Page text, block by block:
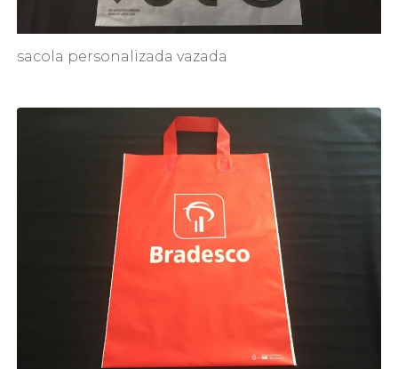
sacola personalizada vazada